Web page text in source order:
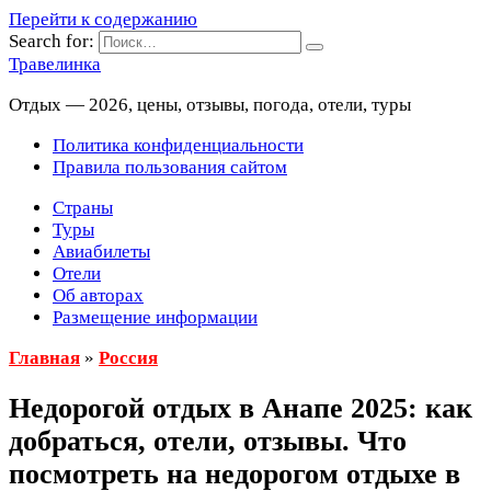
Перейти к содержанию
Search for:
Травелинка
Отдых — 2026, цены, отзывы, погода, отели, туры
Политика конфиденциальности
Правила пользования сайтом
Страны
Туры
Авиабилеты
Отели
Об авторах
Размещение информации
Главная » Россия
Недорогой отдых в Анапе 2025: как
добраться, отели, отзывы. Что
посмотреть на недорогом отдыхе в